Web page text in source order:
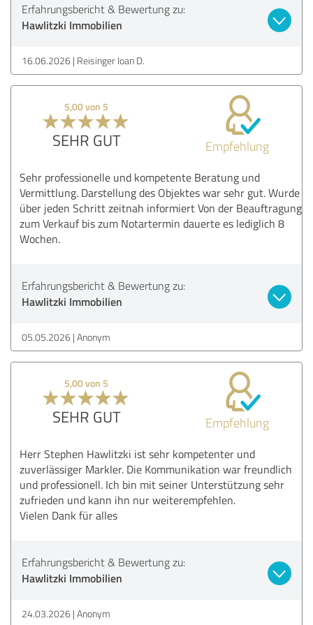
Erfahrungsbericht & Bewertung zu:
Hawlitzki Immobilien
16.06.2026 Reisinger Ioan D.
5,00 von 5
SEHR GUT Empfehlung
Sehr professionelle und kompetente Beratung und
Vermittlung. Darstellung des Objektes war sehr gut. Wurde
über jeden Schritt zeitnah informiert Von der Beauftragung
zum Verkauf bis zum Notartermin dauerte es lediglich 8
Wochen.
Erfahrungsbericht & Bewertung zu:
Hawlitzki Immobilien
05.05.2026 Anonym
5,00 von 5
SEHR GUT Empfehlung
Herr Stephen Hawlitzki ist sehr kompetenter und
zuverlässiger Markler. Die Kommunikation war freundlich
und professionell. Ich bin mit seiner Unterstützung sehr
zufrieden und kann ihn nur weiterempfehlen.
Vielen Dank für alles
Erfahrungsbericht & Bewertung zu:
Hawlitzki Immobilien
24.03.2026 Anonym